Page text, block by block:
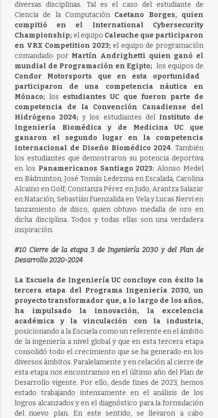
diversas disciplinas. Tal es el caso del estudiante de
Ciencia de la Computación Caetano Borges, quien
compitió en el International Cybersecurity
Championship; el equipo Caleuche que participaron
en VRX Competition 2023; el equipo de programación
comandado por Martín Andrighetti quien ganó el
mundial de Programación en Egipto; los equipos de
Condor Motorsports que en esta oportunidad
participaron de una competencia náutica en
Mónaco; los estudiantes UC que fueron parte de
competencia de la Convención Canadiense del
Hidrógeno 2024; y los estudiantes del Instituto de
Ingeniería Biomédica y de Medicina UC que
ganaron el segundo lugar en la competencia
internacional de Diseño Biomédico 2024. También
los estudiantes que demostraron su potencia deportiva
en los Panamericanos Santiago 2023: Alonso Medel
en Bádminton, José Tomás Ledezma en Escalada, Carolina
Alcaino en Golf; Constanza Pérez en Judo, Arantza Salazar
en Natación, Sebastián Fuenzalida en Vela y Lucas Nervi en
lanzamiento de disco, quien obtuvo medalla de oro en
dicha disciplina. Todos y todas ellas son una verdadera
inspiración.
#10 Cierre de la etapa 3 de Ingeniería 2030 y del Plan de
Desarrollo 2020-2024
La Escuela de Ingeniería UC concluye con éxito la
tercera etapa del Programa Ingeniería 2030, un
proyecto transformador que, a lo largo de los años,
ha impulsado la innovación, la excelencia
académica y la vinculación con la industria,
posicionando a la Escuela como un referente en el ámbito
de la ingeniería a nivel global y que en esta tercera etapa
consolidó todo el crecimiento que se ha generado en los
diversos ámbitos. Paralelamente y en relación al cierre de
esta etapa nos encontramos en el último año del Plan de
Desarrollo vigente. Por ello, desde fines de 2023, hemos
estado trabajando intensamente en el análisis de los
logros alcanzados y en el diagnóstico para la formulación
del nuevo plan. En este sentido, se llevaron a cabo